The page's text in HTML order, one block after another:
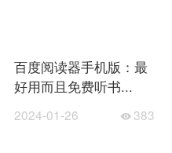
百度阅读器手机版：最
好用而且免费听书...
2024-01-26 383